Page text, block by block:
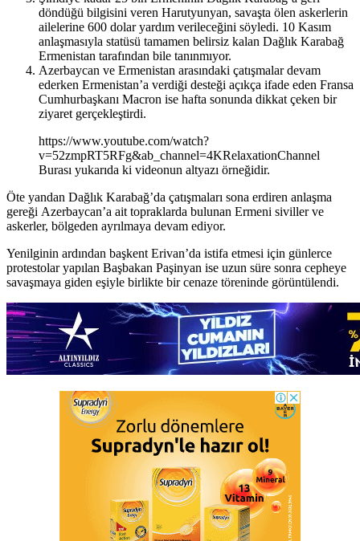
döndüğü bilgisini veren Harutyunyan, savaşta ölen askerlerin
ailelerine 600 dolar yardım verileceğini söyledi. 10 Kasım
anlaşmasıyla statüsü tamamen belirsiz kalan Dağlık Karabağ
Ermenistan tarafından bile tanınmıyor.
Azerbaycan ve Ermenistan arasındaki çatışmalar devam
ederken Ermenistan’a verdiği desteği açıkça ifade eden Fransa
Cumhurbaşkanı Macron ise hafta sonunda dikkat çeken bir
ziyaret gerçekleştirdi.
https://www.youtube.com/watch?
v=52zmpRT5RFg&ab_channel=4KRelaxationChannel
Burası yukarıda ki videonun altyazı örneğidir.
Öte yandan Dağlık Karabağ’da çatışmaları sona erdiren anlaşma
gereği Azerbaycan’a ait topraklarda bulunan Ermeni siviller ve
askerler, bölgeden ayrılmaya devam ediyor.
Yenilginin ardından başkent Erivan’da istifa etmesi için günlerce
protestolar yapılan Başbakan Paşinyan ise uzun süre sonra cepheye
savaşmaya giden eşiyle birlikte bir cenaze töreninde görüntülendi.